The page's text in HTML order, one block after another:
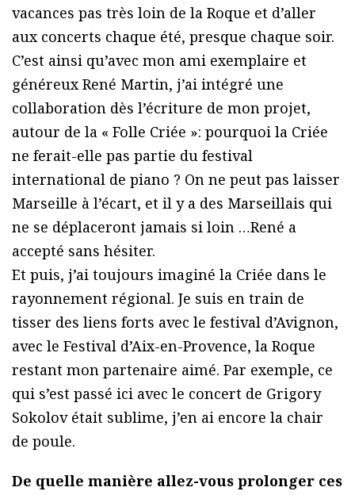
vacances pas très loin de la Roque et d’aller
aux concerts chaque été, presque chaque soir.
C’est ainsi qu’avec mon ami exemplaire et
généreux René Martin, j’ai intégré une
collaboration dès l’écriture de mon projet,
autour de la « Folle Criée »: pourquoi la Criée
ne ferait-elle pas partie du festival
international de piano ? On ne peut pas laisser
Marseille à l’écart, et il y a des Marseillais qui
ne se déplaceront jamais si loin …René a
accepté sans hésiter.
Et puis, j’ai toujours imaginé la Criée dans le
rayonnement régional. Je suis en train de
tisser des liens forts avec le festival d’Avignon,
avec le Festival d’Aix-en-Provence, la Roque
restant mon partenaire aimé. Par exemple, ce
qui s’est passé ici avec le concert de Grigory
Sokolov était sublime, j’en ai encore la chair
de poule.
De quelle manière allez-vous prolonger ces